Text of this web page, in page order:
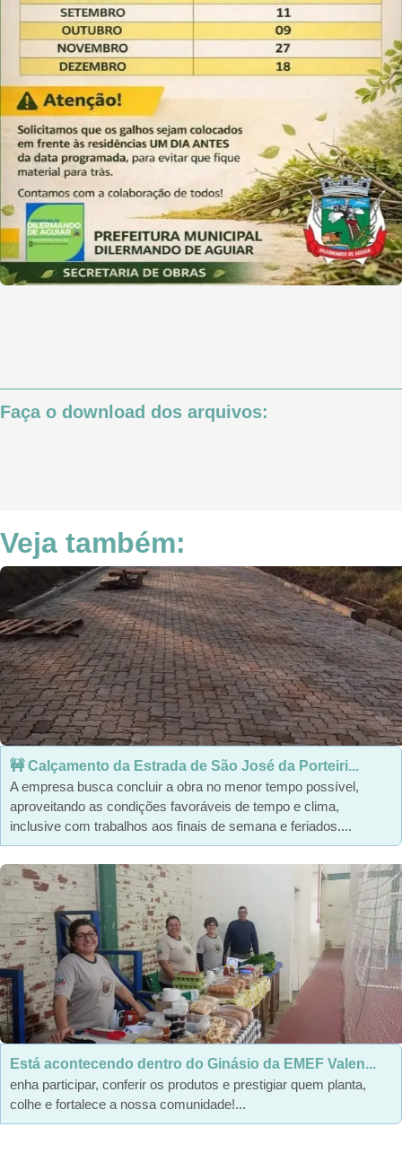
Faça o download dos arquivos:
Veja também:
🚧 Calçamento da Estrada de São José da Porteiri...
A empresa busca concluir a obra no menor tempo possível,
aproveitando as condições favoráveis de tempo e clima,
inclusive com trabalhos aos finais de semana e feriados....
Está acontecendo dentro do Ginásio da EMEF Valen...
enha participar, conferir os produtos e prestigiar quem planta,
colhe e fortalece a nossa comunidade!...